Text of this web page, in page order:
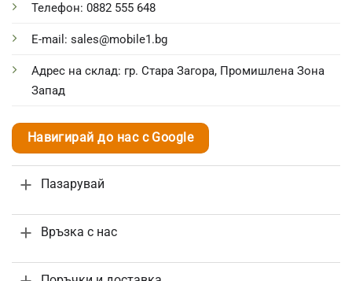
Телефон: 0882 555 648
E-mail: sales@mobile1.bg
Адрес на склад: гр. Стара Загора, Промишлена Зона
Запад
Навигирай до нас с Google
Пазарувай
Връзка с нас